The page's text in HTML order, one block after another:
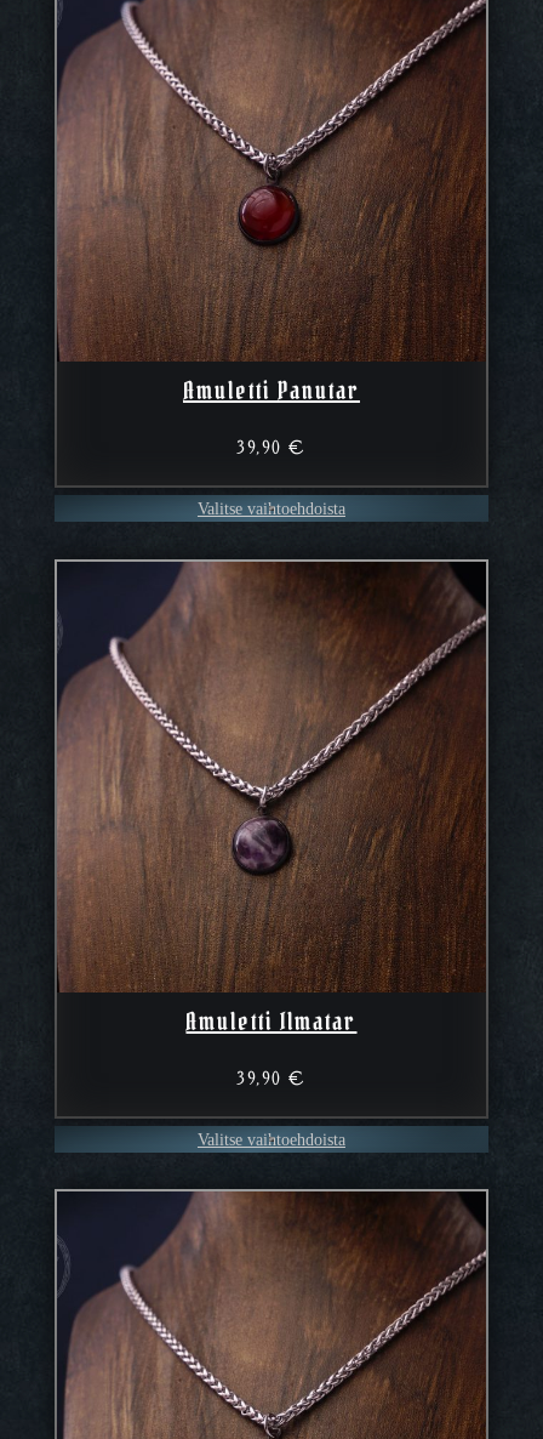
Amuletti Panutar
39,90€
Valitse vaihtoehdoista
Amuletti Ilmatar
39,90€
Valitse vaihtoehdoista